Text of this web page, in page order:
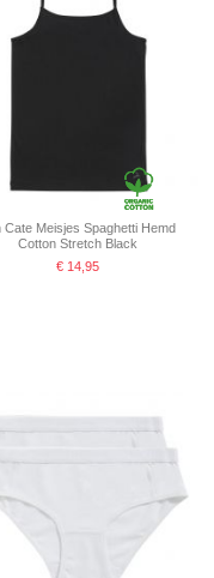
Cate Meisjes Spaghetti Hemd
Cotton Stretch Black
€ 14,95